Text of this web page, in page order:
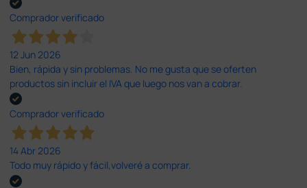
Comprador verificado
12 Jun 2026
Bien, rápida y sin problemas. No me gusta que se oferten
productos sin incluir el IVA que luego nos van a cobrar.
Comprador verificado
14 Abr 2026
Todo muy rápido y fácil,volveré a comprar.